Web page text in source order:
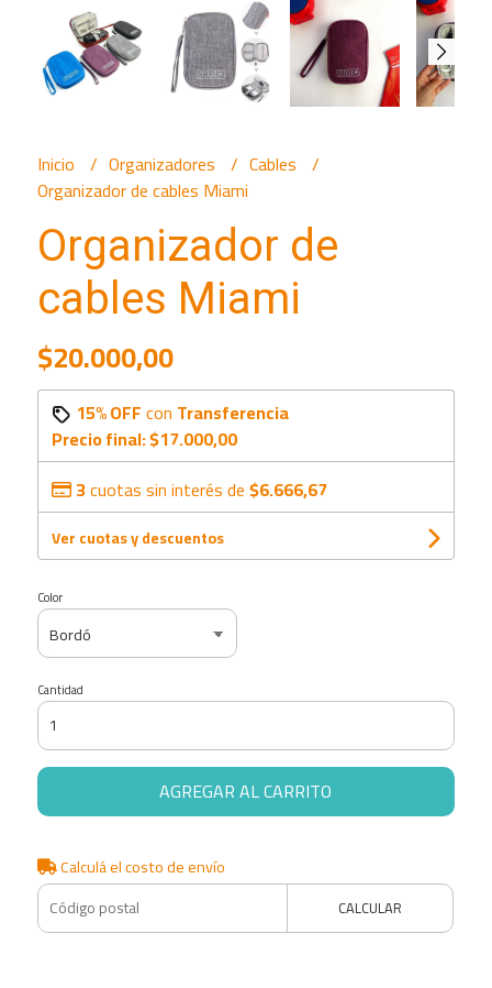
Inicio Organizadores
Cables
Organizador de cables Miami
Organizador de
cables Miami
$20.000,00
15% OFFcon Transferencia
Precio final:$17.000,00
3cuotas sin interés de$6.666,67
Ver cuotas y descuentos
Color
Cantidad
AGREGAR AL CARRITO
Calculá el costo de envío
CALCULAR